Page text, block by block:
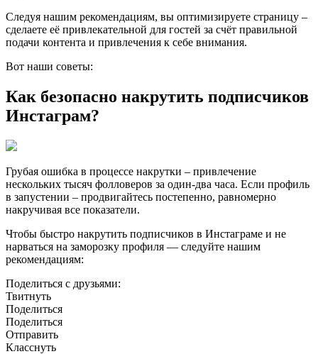
Следуя нашим рекомендациям, вы оптимизируете страницу –
сделаете её привлекательной для гостей за счёт правильной
подачи контента и привлечения к себе внимания.
Вот наши советы:
Как безопасно накрутить подписчиков
Инстаграм?
Грубая ошибка в процессе накрутки – привлечение
нескольких тысяч фолловеров за один-два часа. Если профиль
в запустении – продвигайтесь постепенно, равномерно
накручивая все показатели.
Чтобы быстро накрутить подписчиков в Инстаграме и не
нарваться на заморозку профиля — следуйте нашим
рекомендациям:
Поделиться с друзьями:
Твитнуть
Поделиться
Поделиться
Отправить
Класснуть